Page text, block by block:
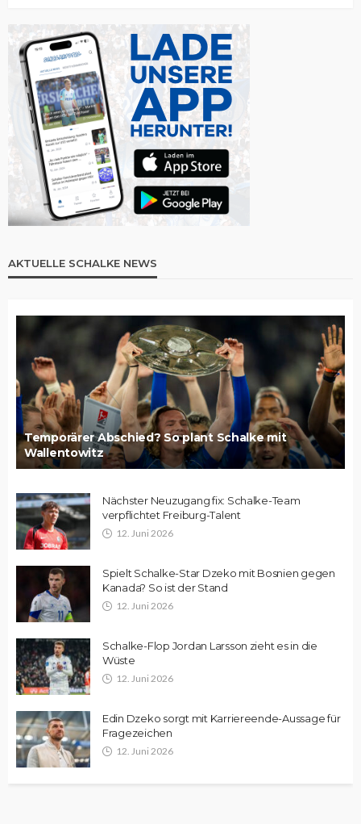
AKTUELLE SCHALKE NEWS
Temporärer Abschied? So plant Schalke mit
Wallentowitz
Nächster Neuzugang fix: Schalke-Team
verpflichtet Freiburg-Talent
12. Juni 2026
Spielt Schalke-Star Dzeko mit Bosnien gegen
Kanada? So ist der Stand
12. Juni 2026
Schalke-Flop Jordan Larsson zieht es in die
Wüste
12. Juni 2026
Edin Dzeko sorgt mit Karriereende-Aussage für
Fragezeichen
12. Juni 2026